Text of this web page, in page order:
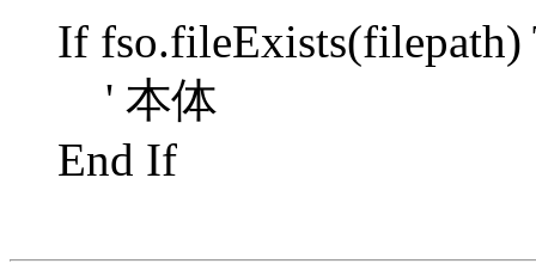
If fso.fileExists(filepath)
' 本体
End If